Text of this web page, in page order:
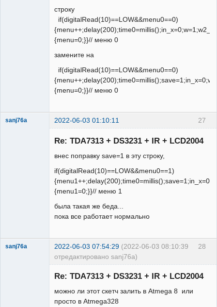
строку
if(digitalRead(10)==LOW&&menu0==0)
{menu=0;}}// меню 0
замените на
if(digitalRead(10)==LOW&&menu0==0)
{menu=0;}}// меню 0
27
sanj76a 2022-06-03 01:10:11
Re: TDA7313 + DS3231 + IR + LCD2004
внес поправку save=1 в эту строку,
if(digitalRead(10)==LOW&&menu0==1)
{menu1=0;}}// меню 1
была такая же беда...
пока все работает нормально
28
sanj76a 2022-06-03 07:54:29 (2022-06-03 08:10:39
отредактировано sanj76a)
Re: TDA7313 + DS3231 + IR + LCD2004
можно ли этот скетч залить в Atmega 8 или
просто в Atmega328